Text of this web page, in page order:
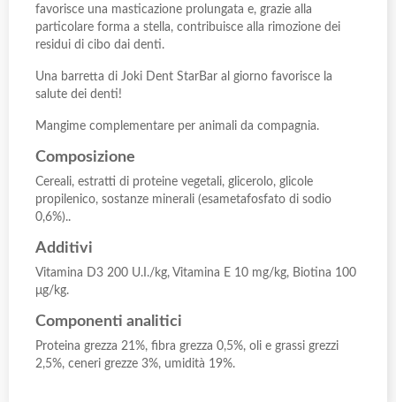
favorisce una masticazione prolungata e, grazie alla
particolare forma a stella, contribuisce alla rimozione dei
residui di cibo dai denti.
Una barretta di Joki Dent StarBar al giorno favorisce la
salute dei denti!
Mangime complementare per animali da compagnia.
Composizione
Cereali, estratti di proteine vegetali, glicerolo, glicole
propilenico, sostanze minerali (esametafosfato di sodio
0,6%)..
Additivi
Vitamina D3 200 U.I./kg, Vitamina E 10 mg/kg, Biotina 100
μg/kg.
Componenti analitici
Proteina grezza 21%, fibra grezza 0,5%, oli e grassi grezzi
2,5%, ceneri grezze 3%, umidità 19%.